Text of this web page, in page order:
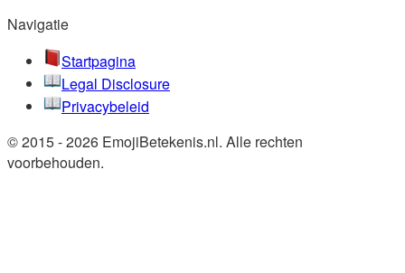
Navigatie
Startpagina
Legal Disclosure
Privacybeleid
© 2015 - 2026 EmojiBetekenis.nl. Alle rechten
voorbehouden.